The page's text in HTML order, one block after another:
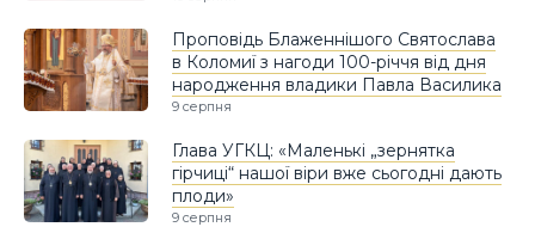
Проповідь Блаженнішого Святослава
в Коломиї з нагоди 100-річчя від дня
народження владики Павла Василика
9 серпня
Глава УГКЦ: «Маленькі „зернятка
гірчиці“ нашої віри вже сьогодні дають
плоди»
9 серпня